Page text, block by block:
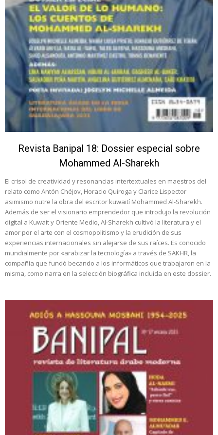
Revista Banipal 18: Dossier especial sobre
Mohammed Al-Sharekh
El crisol de creatividad y resonancias intertextuales en maestros del
relato como Antón Chéjov, Horacio Quiroga y Clarice Lispector
asimismo nutre la obra del escritor kuwaití Mohammed Al-Sharekh.
Además de ser el visionario emprendedor que introdujo la revolución
digital a Kuwait y Oriente Medio, Al-Sharekh cultivó la literatura y el
amor por el arte con el cosmopolitismo y la erudición de sus
experiencias internacionales sin alejarse de sus raíces. Es conocido
mundialmente por «arabizar la tecnología» a través de SAKHR, la
compañía que fundó becando a los informáticos que trabajaron en la
misma, como narra en la selección biográfica incluida en este dossier.